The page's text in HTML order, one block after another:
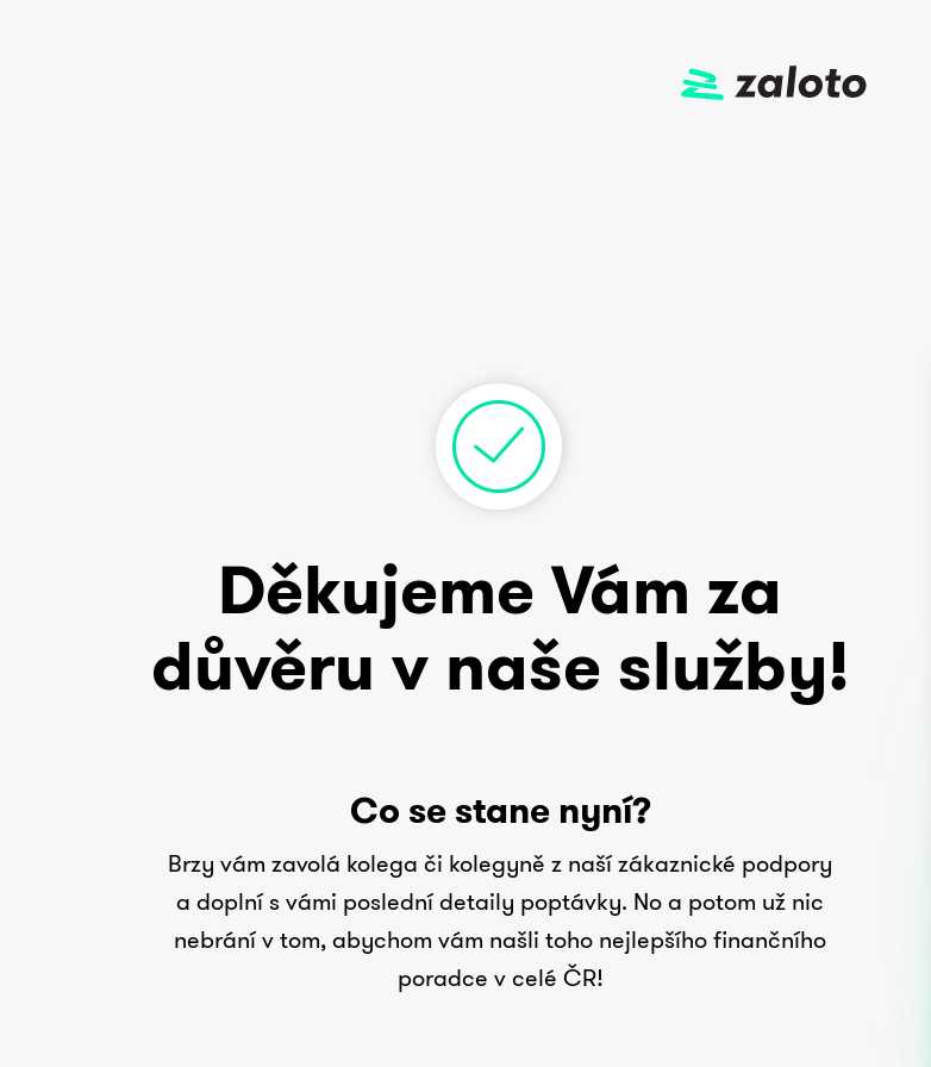
Děkujeme Vám za
důvěru v naše služby!
Co se stane nyní?
Brzy vám zavolá kolega či kolegyně z naší zákaznické podpory
a doplní s vámi poslední detaily poptávky. No a potom už nic
nebrání v tom, abychom vám našli toho nejlepšího finančního
poradce v celé ČR!